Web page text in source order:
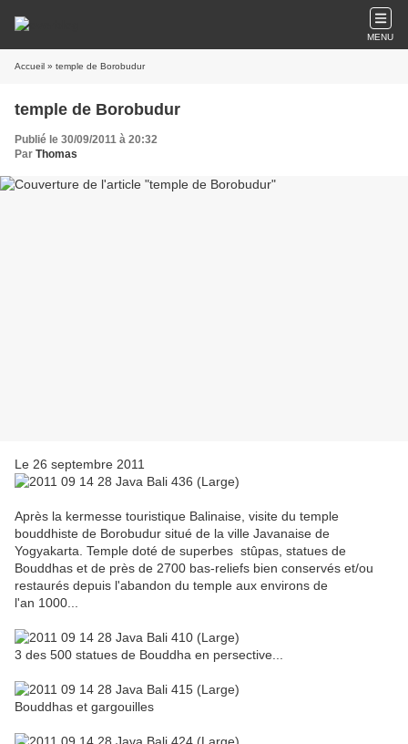
MENU
Accueil » temple de Borobudur
temple de Borobudur
Publié le 30/09/2011 à 20:32
Par Thomas
Le 26 septembre 2011
Après la kermesse touristique Balinaise, visite du temple
bouddhiste de Borobudur situé de la ville Javanaise de
Yogyakarta. Temple doté de superbes stûpas, statues de
Bouddhas et de près de 2700 bas-reliefs bien conservés et/ou
restaurés depuis l'abandon du temple aux environs de
l'an 1000...
3 des 500 statues de Bouddha en persective...
Bouddhas et gargouilles